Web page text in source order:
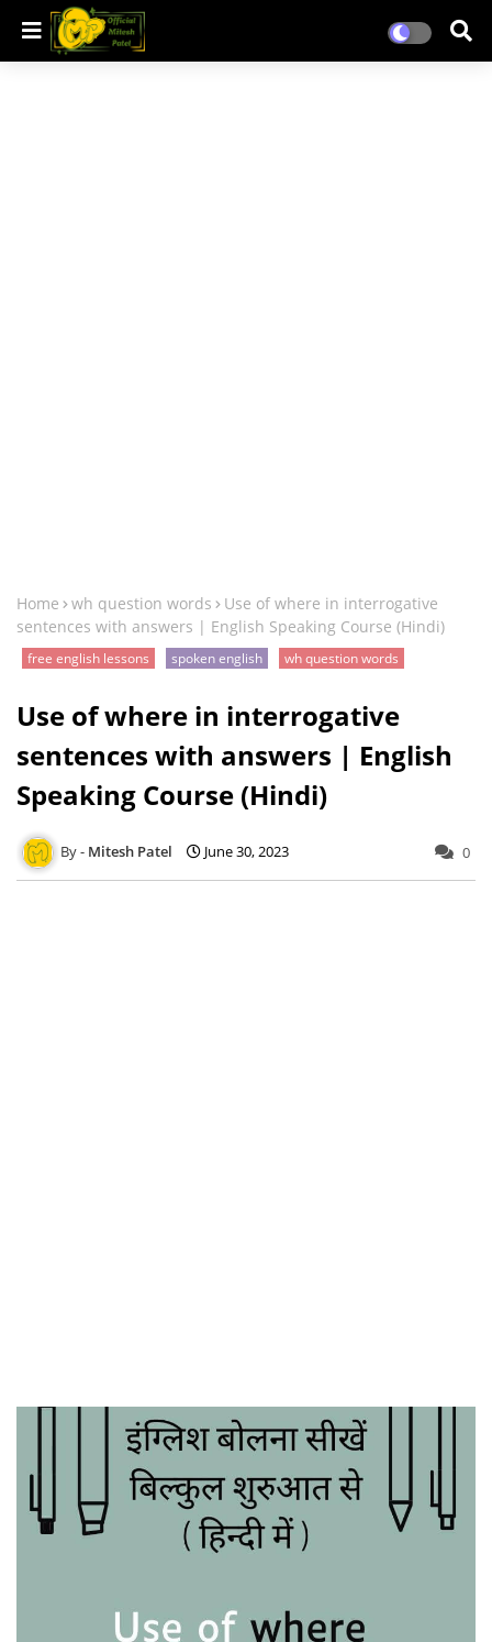
Home wh question words
Use of where in interrogative
sentences with answers | English Speaking Course (Hindi)
free english lessons spoken english wh question words
Use of where in interrogative
sentences with answers | English
Speaking Course (Hindi)
Mitesh Patel June 30, 2023 0